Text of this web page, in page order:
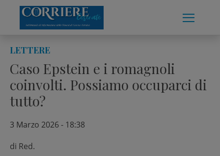
content
LETTERE
Caso Epstein e i romagnoli
coinvolti. Possiamo occuparci di
tutto?
3 Marzo 2026 - 18:38
di Red.